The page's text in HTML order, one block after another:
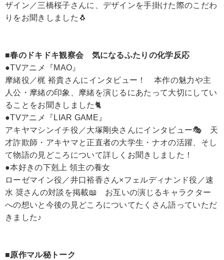
ザイン／三橋桜子さんに、デザインを手掛けた際のこだわ
りをお聞きしました🐧
■春のドキドキ観察会 気になるふたりの化学反応
●TVアニメ『MAO』
摩緒役／梶 裕貴さんにインタビュー！ 本作の魅力や主
人公・摩緒の印象、摩緒を演じるにあたって大切にしてい
ることをお聞きしました🐈
●TVアニメ『LIAR GAME』
アキヤマシンイチ役／大塚剛央さんにインタビュー🎭 天
才詐欺師・アキヤマと正直者の大学生・ナオの活躍、そし
て物語の見どころについて詳しくお聞きしました！
●本好きの下剋上 領主の養女
ローゼマイン役／井口裕香さん×フェルディナンド役／速
水 奨さんの対談を掲載📖 お互いの演じるキャラクター
への想いと今後の見どころについてたくさん語っていただ
きました♪
■原作マル秘トーク